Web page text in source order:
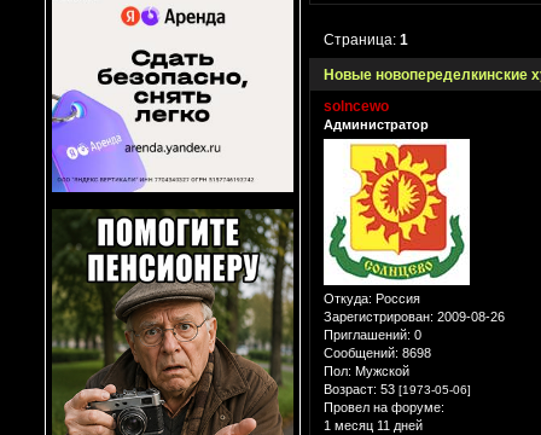
Новые новопеределкинские
Страница:1
solncewo
Администратор
Откуда: Россия
Зарегистрирован: 2009-08-26
Приглашений: 0
Сообщений: 8698
Пол: Мужской
Возраст: 53 [1973-05-06]
Провел на форуме:
1 месяц 11 дней